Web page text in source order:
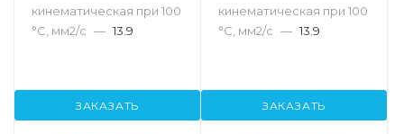
кинематическая при 100
°С, мм2/с — 13.9
ЗАКАЗАТЬ
кинематическая при 100
°С, мм2/с — 13.9
ЗАКАЗАТЬ